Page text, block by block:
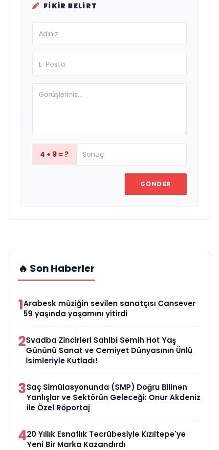
FIKIR BELIRT
4 + 9 = ?
GÖNDER
🔥 Son Haberler
1Arabesk müziğin sevilen sanatçısı Cansever
59 yaşında yaşamını yitirdi
2Svadba Zincirleri Sahibi Semih Hot Yaş
Gününü Sanat ve Cemiyet Dünyasının Ünlü
İsimleriyle Kutladı!
3Saç Simülasyonunda (SMP) Doğru Bilinen
Yanlışlar ve Sektörün Geleceği: Onur Akdeniz
ile Özel Röportaj
420 Yıllık Esnaflık Tecrübesiyle Kızıltepe'ye
Yeni Bir Marka Kazandırdı